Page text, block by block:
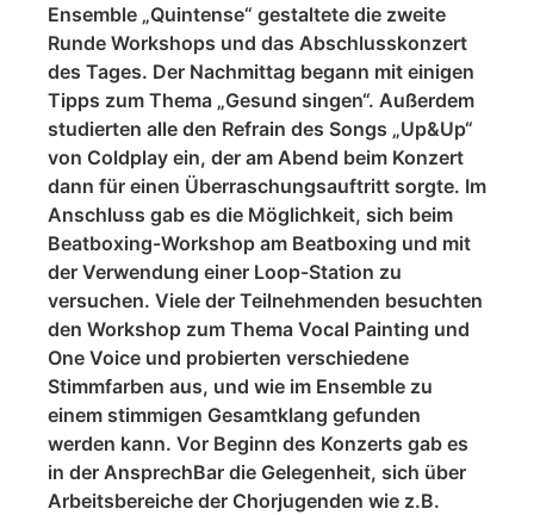
Ensemble „Quintense“ gestaltete die zweite
Runde Workshops und das Abschlusskonzert
des Tages. Der Nachmittag begann mit einigen
Tipps zum Thema „Gesund singen“. Außerdem
studierten alle den Refrain des Songs „Up&Up“
von Coldplay ein, der am Abend beim Konzert
dann für einen Überraschungsauftritt sorgte. Im
Anschluss gab es die Möglichkeit, sich beim
Beatboxing-Workshop am Beatboxing und mit
der Verwendung einer Loop-Station zu
versuchen. Viele der Teilnehmenden besuchten
den Workshop zum Thema Vocal Painting und
One Voice und probierten verschiedene
Stimmfarben aus, und wie im Ensemble zu
einem stimmigen Gesamtklang gefunden
werden kann. Vor Beginn des Konzerts gab es
in der AnsprechBar die Gelegenheit, sich über
Arbeitsbereiche der Chorjugenden wie z.B.